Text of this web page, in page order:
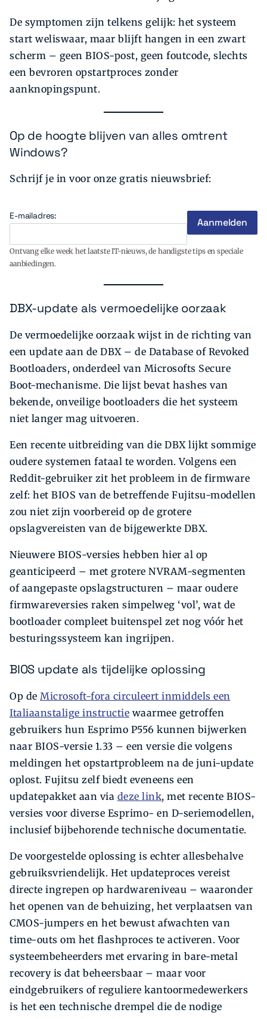
De symptomen zijn telkens gelijk: het systeem
start weliswaar, maar blijft hangen in een zwart
scherm – geen BIOS-post, geen foutcode, slechts
een bevroren opstartproces zonder
aanknopingspunt.
Op de hoogte blijven van alles omtrent
Windows?
Schrijf je in voor onze gratis nieuwsbrief:
E-mailadres:
Ontvang elke week het laatste IT-nieuws, de handigste tips en speciale
aanbiedingen.
DBX-update als vermoedelijke oorzaak
De vermoedelijke oorzaak wijst in de richting van
een update aan de DBX – de Database of Revoked
Bootloaders, onderdeel van Microsofts Secure
Boot-mechanisme. Die lijst bevat hashes van
bekende, onveilige bootloaders die het systeem
niet langer mag uitvoeren.
Een recente uitbreiding van die DBX lijkt sommige
oudere systemen fataal te worden. Volgens een
Reddit-gebruiker zit het probleem in de firmware
zelf: het BIOS van de betreffende Fujitsu-modellen
zou niet zijn voorbereid op de grotere
opslagvereisten van de bijgewerkte DBX.
Nieuwere BIOS-versies hebben hier al op
geanticipeerd – met grotere NVRAM-segmenten
of aangepaste opslagstructuren – maar oudere
firmwareversies raken simpelweg ‘vol’, wat de
bootloader compleet buitenspel zet nog vóór het
besturingssysteem kan ingrijpen.
BIOS update als tijdelijke oplossing
Op de Microsoft-fora circuleert inmiddels een
Italiaanstalige instructie waarmee getroffen
gebruikers hun Esprimo P556 kunnen bijwerken
naar BIOS-versie 1.33 – een versie die volgens
meldingen het opstartprobleem na de juni-update
oplost. Fujitsu zelf biedt eveneens een
updatepakket aan via deze link, met recente BIOS-
versies voor diverse Esprimo- en D-seriemodellen,
inclusief bijbehorende technische documentatie.
De voorgestelde oplossing is echter allesbehalve
gebruiksvriendelijk. Het updateproces vereist
directe ingrepen op hardwareniveau – waaronder
het openen van de behuizing, het verplaatsen van
CMOS-jumpers en het bewust afwachten van
time-outs om het flashproces te activeren. Voor
systeembeheerders met ervaring in bare-metal
recovery is dat beheersbaar – maar voor
eindgebruikers of reguliere kantoormedewerkers
is het een technische drempel die de nodige